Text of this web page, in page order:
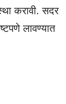
करावी. सदर
लावण्यात